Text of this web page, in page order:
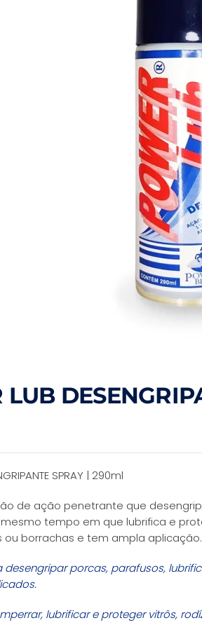
LUB
SPRAY | 290ml
de ação penetrante que
tempo em que lubrifica e
ou borrachas e tem ampla aplicação.
desengripar porcas, parafusos,
lubrificar e proteger vitrôs,